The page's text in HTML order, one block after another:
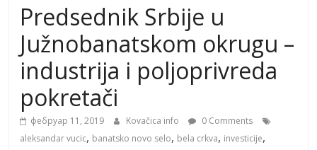
Predsednik Srbije u
Južnobanatskom okrugu –
industrija i poljoprivreda
pokretači
фебруар 11, 2019 Kovačica info
0 Comments
aleksandar vucic, banatsko novo selo, bela crkva, investicije,